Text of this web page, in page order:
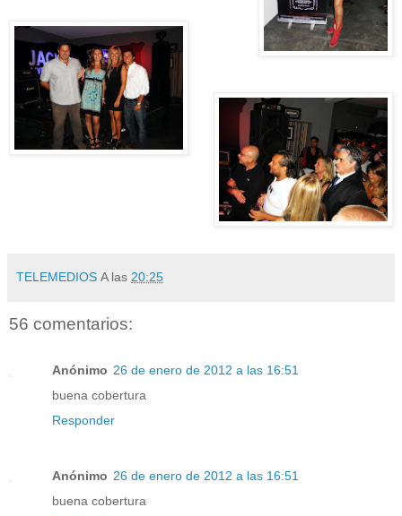
TELEMEDIOS A las 20:25
56 comentarios:
Anónimo 26 de enero de 2012 a las 16:51
buena cobertura
Responder
Anónimo 26 de enero de 2012 a las 16:51
buena cobertura